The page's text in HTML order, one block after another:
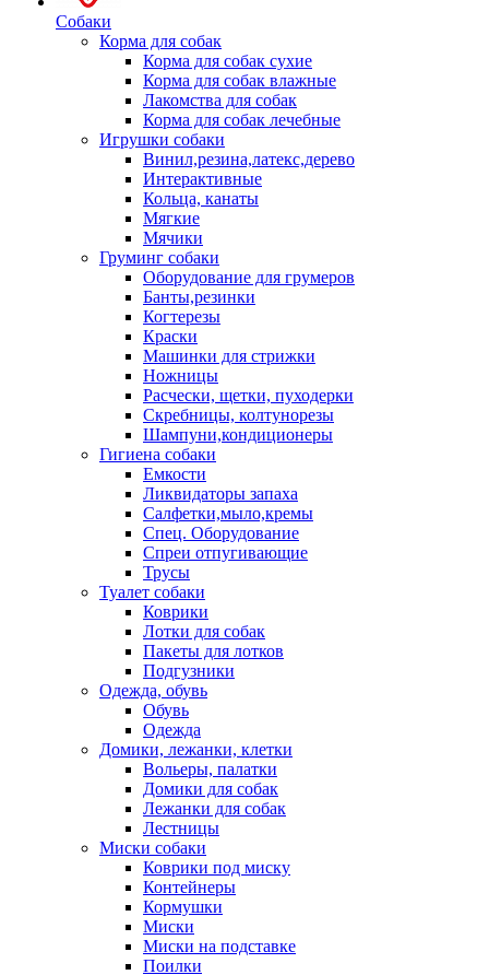
Собаки
Корма для собак
Корма для собак сухие
Корма для собак влажные
Лакомства для собак
Корма для собак лечебные
Игрушки собаки
Винил,резина,латекс,дерево
Интерактивные
Кольца, канаты
Мягкие
Мячики
Груминг собаки
Оборудование для грумеров
Банты,резинки
Когтерезы
Краски
Машинки для стрижки
Ножницы
Расчески, щетки, пуходерки
Скребницы, колтунорезы
Шампуни,кондиционеры
Гигиена собаки
Емкости
Ликвидаторы запаха
Салфетки,мыло,кремы
Спец. Оборудование
Спреи отпугивающие
Трусы
Туалет собаки
Коврики
Лотки для собак
Пакеты для лотков
Подгузники
Одежда, обувь
Обувь
Одежда
Домики, лежанки, клетки
Вольеры, палатки
Домики для собак
Лежанки для собак
Лестницы
Миски собаки
Коврики под миску
Контейнеры
Кормушки
Миски
Миски на подставке
Поилки